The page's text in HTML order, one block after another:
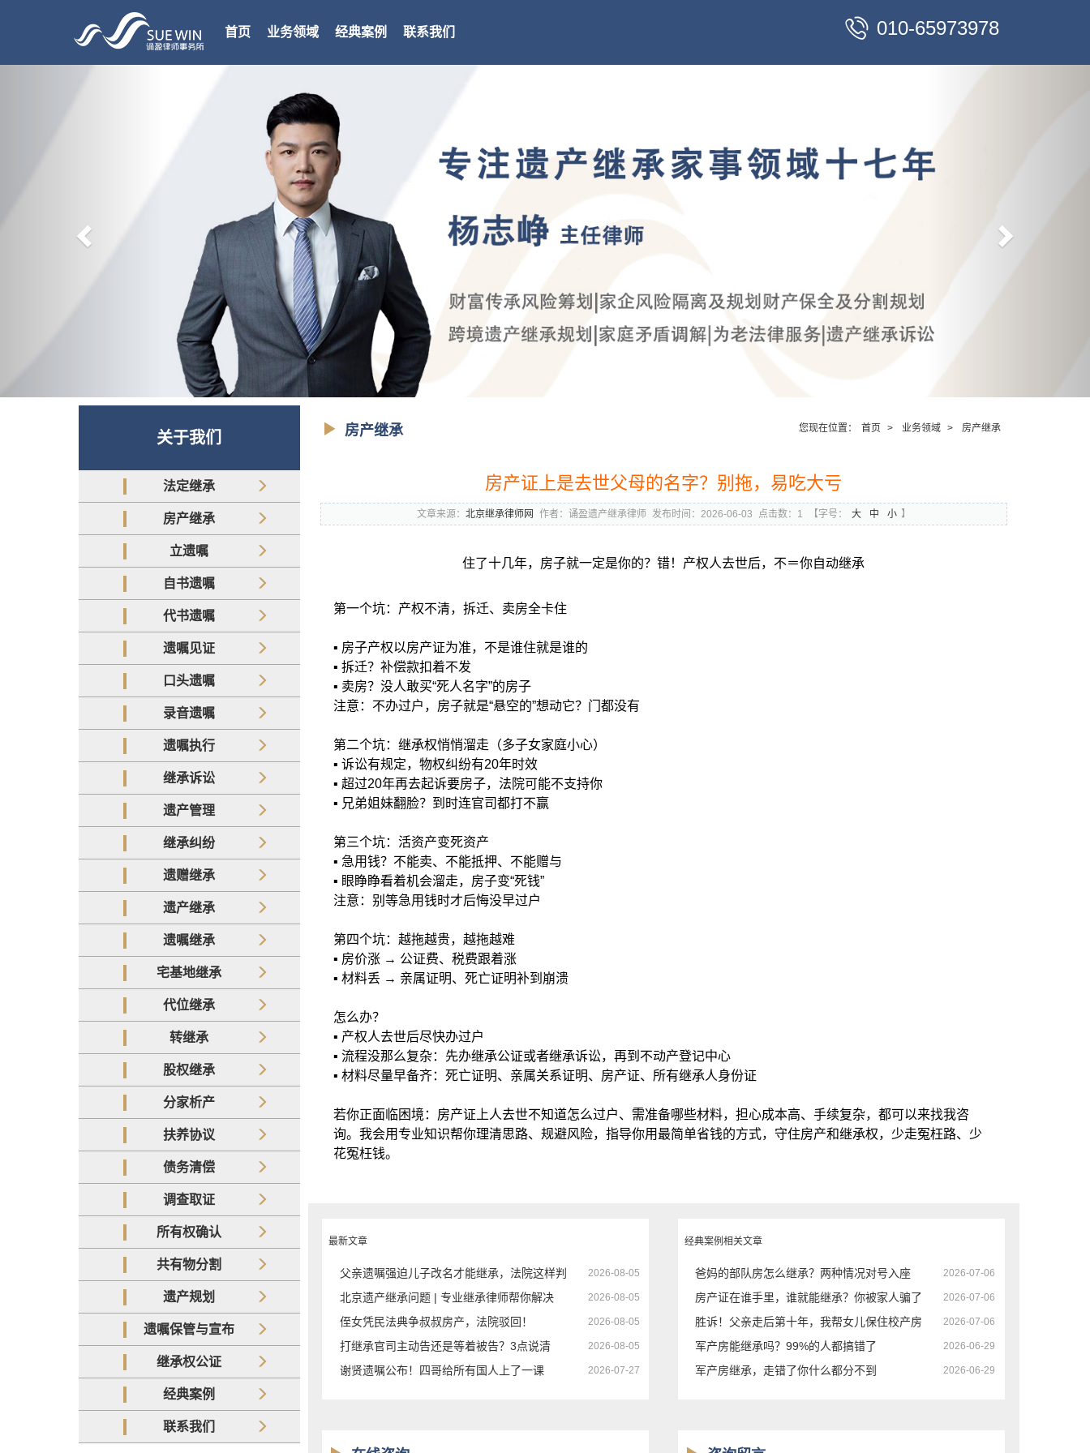
首页 业务领域 经典案例 联系我们 010-65973978
关于我们
法定继承
房产继承
立遗嘱
自书遗嘱
代书遗嘱
遗嘱见证
口头遗嘱
录音遗嘱
遗嘱执行
继承诉讼
遗产管理
继承纠纷
遗赠继承
遗产继承
遗嘱继承
宅基地继承
代位继承
转继承
股权继承
分家析产
扶养协议
债务清偿
调查取证
所有权确认
共有物分割
遗产规划
遗嘱保管与宣布
继承权公证
经典案例
联系我们
您现在位置： 首页 > 业务领域 > 房产继承
房产继承
房产证上是去世父母的名字？别拖，易吃大亏
文章来源： 北京继承律师网 作者：诵盈遗产继承律师 发布时间：2026-06-03 点击数：1 【字号： 大 中 小 】
住了十几年，房子就一定是你的？错！产权人去世后，不＝你自动继承
第一个坑：产权不清，拆迁、卖房全卡住
▪️ 房子产权以房产证为准，不是谁住就是谁的
▪️ 拆迁？补偿款扣着不发
▪️ 卖房？没人敢买“死人名字”的房子
注意：不办过户，房子就是“悬空的”想动它？门都没有
第二个坑：继承权悄悄溜走（多子女家庭小心）
▪️ 诉讼有规定，物权纠纷有20年时效
▪️ 超过20年再去起诉要房子，法院可能不支持你
▪️ 兄弟姐妹翻脸？到时连官司都打不赢
第三个坑：活资产变死资产
▪️ 急用钱？不能卖、不能抵押、不能赠与
▪️ 眼睁睁看着机会溜走，房子变“死钱”
注意：别等急用钱时才后悔没早过户
第四个坑：越拖越贵，越拖越难
▪️ 房价涨 → 公证费、税费跟着涨
▪️ 材料丢 → 亲属证明、死亡证明补到崩溃
怎么办？
▪️ 产权人去世后尽快办过户
▪️ 流程没那么复杂：先办继承公证或者继承诉讼，再到不动产登记中心
▪️ 材料尽量早备齐：死亡证明、亲属关系证明、房产证、所有继承人身份证
若你正面临困境：房产证上人去世不知道怎么过户、需准备哪些材料，担心成本高、手续复杂，都可以来找我咨
询。我会用专业知识帮你理清思路、规避风险，指导你用最简单省钱的方式，守住房产和继承权，少走冤枉路、少
花冤枉钱。
最新文章
2026-08-05
父亲遗嘱强迫儿子改名才能继承，法院这样判
2026-08-05
北京遗产继承问题 | 专业继承律师帮你解决
2026-08-05
侄女凭民法典争叔叔房产，法院驳回！
2026-08-05
打继承官司主动告还是等着被告？3点说清
2026-07-27
谢贤遗嘱公布！四哥给所有国人上了一课
经典案例相关文章
2026-07-06
爸妈的部队房怎么继承？两种情况对号入座
2026-07-06
房产证在谁手里，谁就能继承？你被家人骗了
2026-07-06
胜诉！父亲走后第十年，我帮女儿保住校产房
2026-06-29
军产房能继承吗？99%的人都搞错了
2026-06-29
军产房继承，走错了你什么都分不到